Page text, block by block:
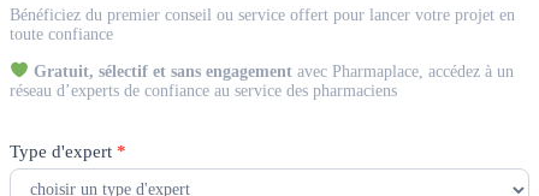
Expert
Bénéficiez du premier conseil ou service offert pour lancer votre projet en
toute confiance
Gratuit, sélectif et sans engagementavec Pharmaplace, accédez à un
réseau d’experts de confiance au service des pharmaciens
Type d'expert *